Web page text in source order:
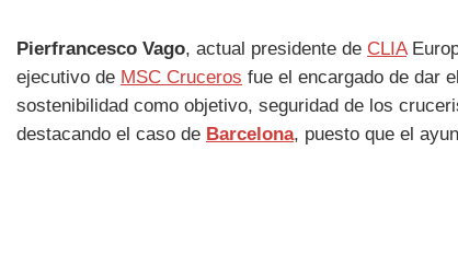
Pierfrancesco Vago, actual presidente de CLIA
ejecutivo de MSC Cruceros fue el encargado de dar
sostenibilidad como objetivo, seguridad de los
destacando el caso de Barcelona, puesto que el